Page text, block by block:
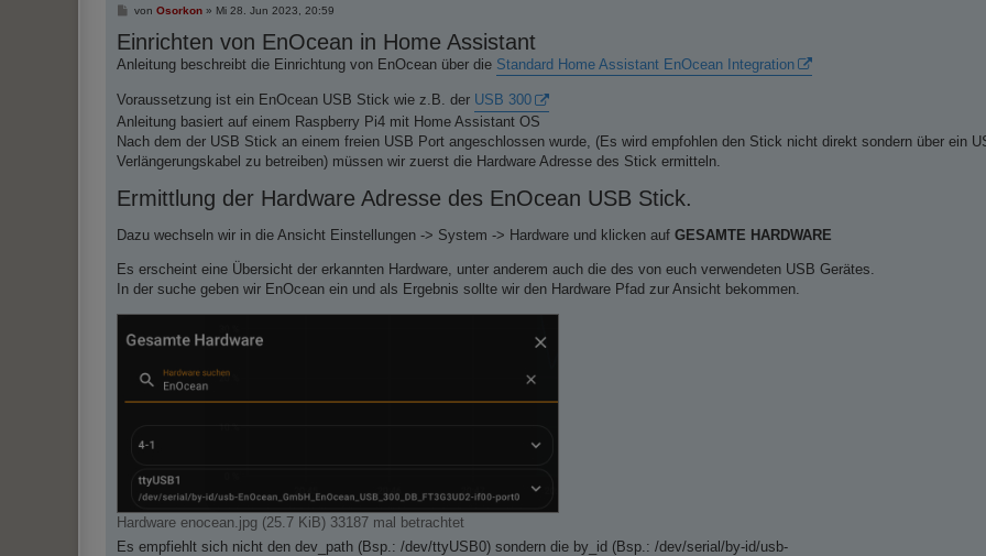
B
i
t
r
von Osorkon» Mi 28. Jun 2023, 20:59
Einrichten von EnOcean in Home Assistant
Anleitung beschreibt die Einrichtung von EnOcean über die Standard Home Assistant EnOcean Integration
Voraussetzung ist ein EnOcean USB Stick wie z.B. der USB 300
Anleitung basiert auf einem Raspberry Pi4 mit Home Assistant OS
Nach dem der USB Stick an einem freien USB Port angeschlossen wurde, (Es wird empfohlen den Stick nicht direkt sondern über ein
Verlängerungskabel zu betreiben) müssen wir zuerst die Hardware Adresse des Stick ermitteln.
Ermittlung der Hardware Adresse des EnOcean USB Stick.
Dazu wechseln wir in die Ansicht Einstellungen -> System -> Hardware und klicken auf GESAMTE HARDWARE
Es erscheint eine Übersicht der erkannten Hardware, unter anderem auch die des von euch verwendeten USB Gerätes.
In der suche geben wir EnOcean ein und als Ergebnis sollte wir den Hardware Pfad zur Ansicht bekommen.
Hardware enocean.jpg (25.7 KiB) 33187 mal betrachtet
Es empfiehlt sich nicht den dev_path (Bsp.: /dev/ttyUSB0) sondern die by_id (Bsp.: /dev/serial/by-id/usb-